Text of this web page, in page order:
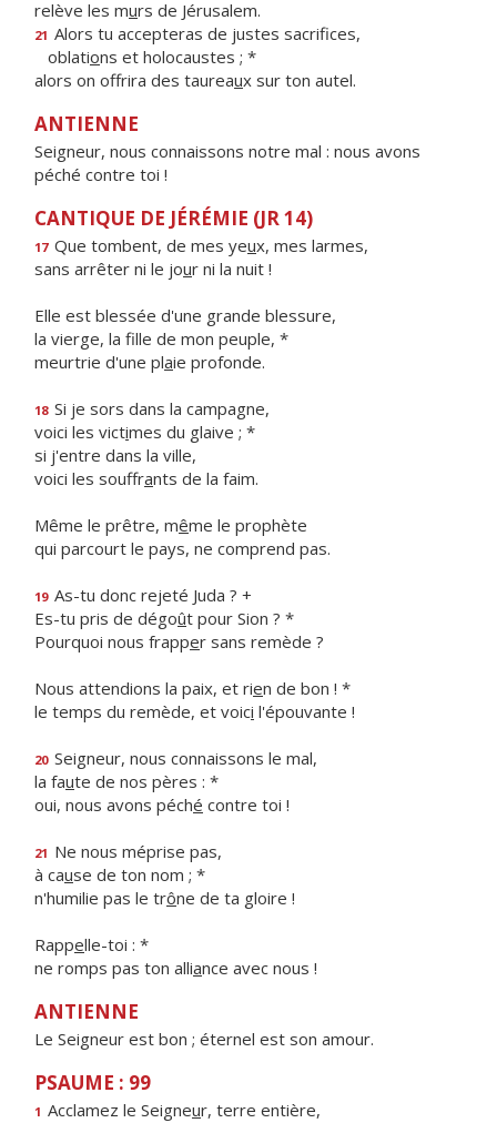
relève les murs de Jérusalem.
21 Alors tu accepteras de justes sacrifices,
oblations et holocaustes ; *
alors on offrira des taureaux sur ton autel.
ANTIENNE
Seigneur, nous connaissons notre mal : nous avons
péché contre toi !
CANTIQUE DE JÉRÉMIE (JR 14)
17 Que tombent, de mes yeux, mes larmes,
sans arrêter ni le jour ni la nuit !
Elle est blessée d'une grande blessure,
la vierge, la flle de mon peuple, *
meurtrie d'une plaie profonde.
18 Si je sors dans la campagne,
voici les victimes du glaive ; *
si j'entre dans la ville,
voici les souffrants de la faim.
Même le prêtre, même le prophète
qui parcourt le pays, ne comprend pas.
19 As-tu donc rejeté Juda ? +
Es-tu pris de dégoût pour Sion ? *
Pourquoi nous frapper sans remède ?
Nous attendions la paix, et rien de bon ! *
le temps du remède, et voici l'épouvante !
20 Seigneur, nous connaissons le mal,
la faute de nos pères : *
oui, nous avons péché contre toi !
21 Ne nous méprise pas,
à cause de ton nom ; *
n'humilie pas le trône de ta gloire !
Rappelle-toi : *
ne romps pas ton alliance avec nous !
ANTIENNE
Le Seigneur est bon ; éternel est son amour.
PSAUME : 99
1 Acclamez le Seigneur, terre entière,